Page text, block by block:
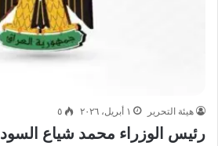
هيئة التحرير ١ أبريل، ٢٠٢٦ ٥
رئيس الوزراء محمد شياع